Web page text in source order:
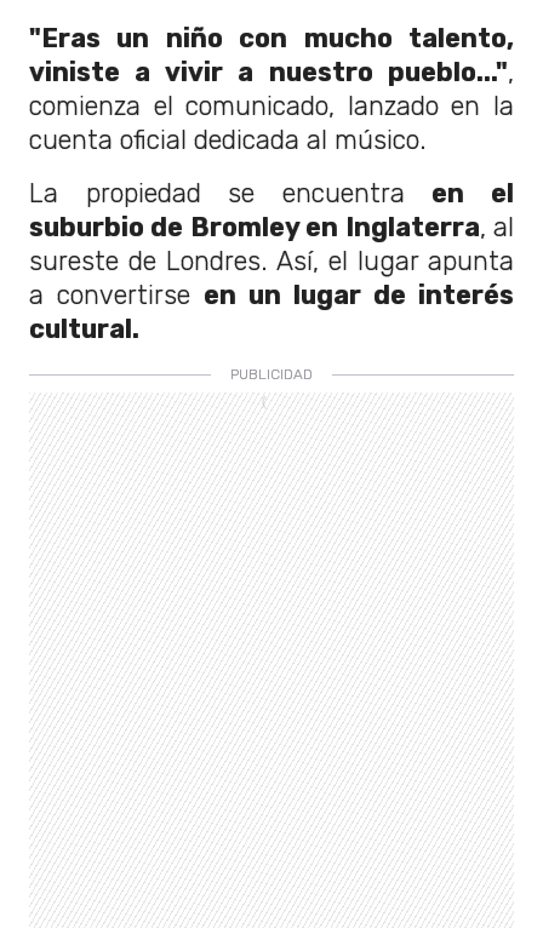
"Eras un niño con mucho talento,
viniste a vivir a nuestro pueblo...",
comienza el comunicado, lanzado en la
cuenta oficial dedicada al músico.
La propiedad se encuentra en el
suburbio de Bromley en Inglaterra, al
sureste de Londres. Así, el lugar apunta
a convertirse en un lugar de interés
cultural.